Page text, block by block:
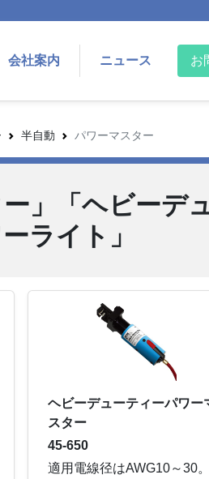
会社案内 ニュース お
半自動 パワーマスター
」「ヘビーデ
ライト」
ヘビーデューティーパワー
スター
45-650
適用電線径はAWG10～30。